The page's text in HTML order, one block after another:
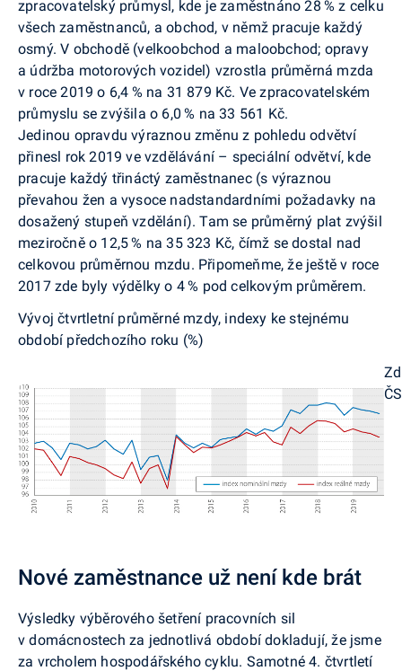
zpracovatelský průmysl, kde je zaměstnáno 28 % z celku
všech zaměstnanců, a obchod, v němž pracuje každý
osmý. V obchodě (velkoobchod a maloobchod; opravy
a údržba motorových vozidel) vzrostla průměrná mzda
v roce 2019 o 6,4 % na 31 879 Kč. Ve zpracovatelském
průmyslu se zvýšila o 6,0 % na 33 561 Kč.
Jedinou opravdu výraznou změnu z pohledu odvětví
přinesl rok 2019 ve vzdělávání – speciální odvětví, kde
pracuje každý třináctý zaměstnanec (s výraznou
převahou žen a vysoce nadstandardními požadavky na
dosažený stupeň vzdělání). Tam se průměrný plat zvýšil
meziročně o 12,5 % na 35 323 Kč, čímž se dostal nad
celkovou průměrnou mzdu. Připomeňme, že ještě v roce
2017 zde byly výdělky o 4 % pod celkovým průměrem.
Vývoj čtvrtletní průměrné mzdy, indexy ke stejnému
období předchozího roku (%)
Nové zaměstnance už není kde brát
Výsledky výběrového šetření pracovních sil
v domácnostech za jednotlivá období dokladují, že jsme
za vrcholem hospodářského cyklu. Samotné 4. čtvrtletí